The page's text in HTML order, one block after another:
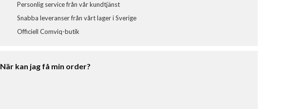
Personlig service från vår kundtjänst
Snabba leveranser från vårt lager i Sverige
Officiell Comviq-butik
När kan jag få min order?